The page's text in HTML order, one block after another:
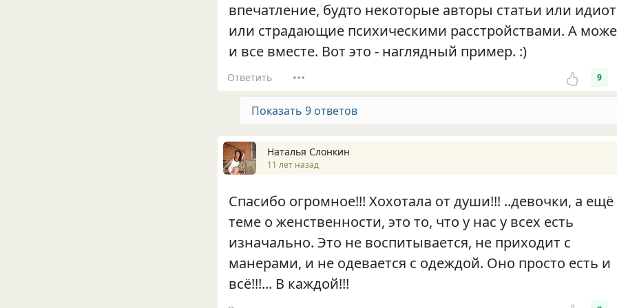
впечатление, будто некоторые авторы статьи или
или страдающие психическими расстройствами. А
и все вместе. Вот это - наглядный пример. :)
Ответить 9
Показать 9 ответов
Наталья Слонкин
11 лет назад
Спасибо огромное!!! Хохотала от души!!! ..девочки, а ещё
теме о женственности, это то, что у нас у всех есть
изначально. Это не воспитывается, не приходит с
манерами, и не одевается с одеждой. Оно просто есть и
всё!!!... В каждой!!!